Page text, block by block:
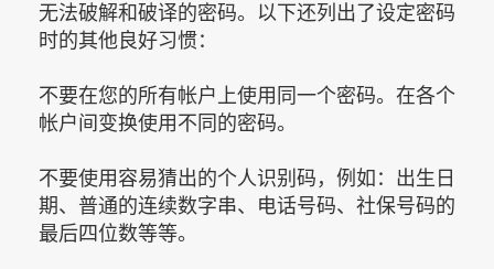
无法破解和破译的密码。以下还列出了设定密码
时的其他良好习惯：
不要在您的所有帐户上使用同一个密码。在各个
帐户间变换使用不同的密码。
不要使用容易猜出的个人识别码，例如：出生日
期、普通的连续数字串、电话号码、社保号码的
最后四位数等等。